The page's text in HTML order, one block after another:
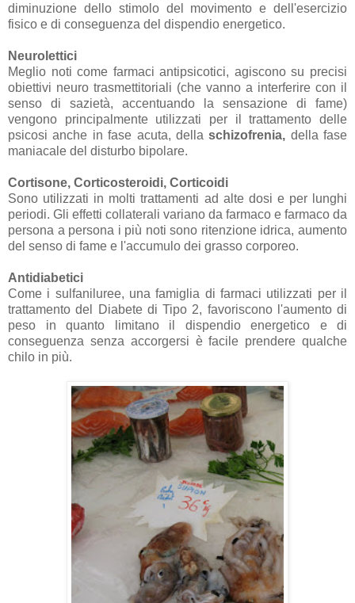
diminuzione dello stimolo del movimento e dell'esercizio
fisico e di conseguenza del dispendio energetico.
Neurolettici
Meglio noti come farmaci antipsicotici, agiscono su precisi
obiettivi neuro trasmettitoriali (che vanno a interferire con il
senso di sazietà, accentuando la sensazione di fame)
vengono principalmente utilizzati per il trattamento delle
psicosi anche in fase acuta, dellaschizofrenia, della fase
maniacale del disturbo bipolare.
Cortisone, Corticosteroidi, Corticoidi
Sono utilizzati in molti trattamenti ad alte dosi e per lunghi
periodi. Gli effetti collaterali variano da farmaco e farmaco da
persona a persona i più noti sono ritenzione idrica, aumento
del senso di fame e l'accumulo dei grasso corporeo.
Antidiabetici
Come i sulfaniluree, una famiglia di farmaci utilizzati per il
trattamento del Diabete di Tipo 2, favoriscono l'aumento di
peso in quanto limitano il dispendio energetico e di
conseguenza senza accorgersi è facile prendere qualche
chilo in più.